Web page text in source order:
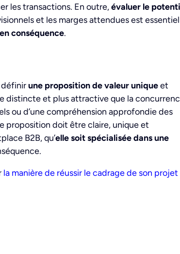
les transactions. En outre,évaluer le
et les marges attendues est essentiel
conséquence.
définirune proposition de valeur uniqueet
distincte et plus attractive que la
ou d’une compréhension approfondie des
proposition doit être claire, unique et
B2B, qu’elle soit spécialisée dans une
la manière de réussir le cadrage de son projet